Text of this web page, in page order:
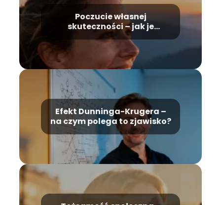
Poczucie własnej
skuteczności – jak je
budować i wzmacniać?
Efekt Dunninga-Krugera –
na czym polega to zjawisko?